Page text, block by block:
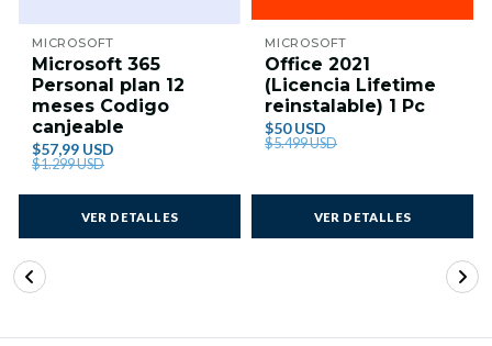
MICROSOFT
Microsoft 365
Personal plan 12
meses Codigo
canjeable
$57,99 USD
$1.299 USD
VER DETALLES
MICROSOFT
Office 2021
(Licencia Lifetime
reinstalable) 1 Pc
$50 USD
$5.499 USD
VER DETALLES